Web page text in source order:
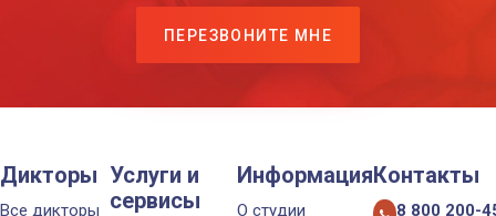
ПЕРЕЗВОНИТЕ МНЕ
Дикторы
Все дикторы
Услуги и
сервисы
Информация
О студии
Контакты
8 800 200-